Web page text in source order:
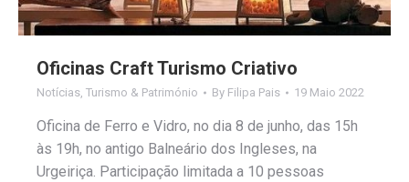
Oficinas Craft Turismo Criativo
Notícias, Turismo & Património By Filipa Pais 19 Maio 2022
Oficina de Ferro e Vidro, no dia 8 de junho, das 15h
às 19h, no antigo Balneário dos Ingleses, na
Urgeiriça. Participação limitada a 10 pessoas